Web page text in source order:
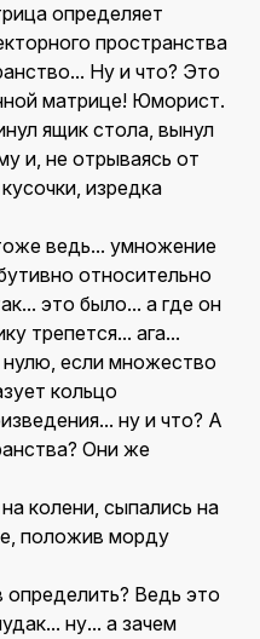
определяет
пространства
Ну и что? Это
матрице! Юморист.
ящик стола, вынул
и, не отрываясь от
изредка
ведь... умножение
относительно
это было... а где он
трепется... ага...
если множество
кольцо
ну и что? А
Они же
колени, сыпались на
положив морду
Ведь это
ну... а зачем